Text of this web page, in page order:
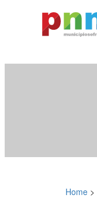
Home >